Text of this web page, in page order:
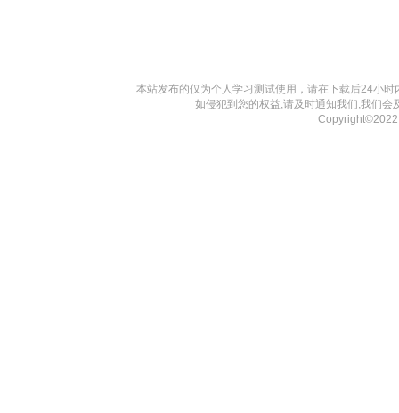
本站发布的仅为个人学习测试使用，请在下载后24小
如侵犯到您的权益,请及时通知我们,我们
Copyright©2022